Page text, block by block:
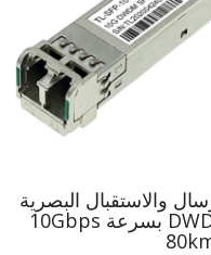
والاستقبال البصرية
‎DWDM SFP+‎ بسرعة ‎10Gbps‎